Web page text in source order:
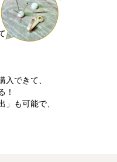
」も可能で、
入できて、
！